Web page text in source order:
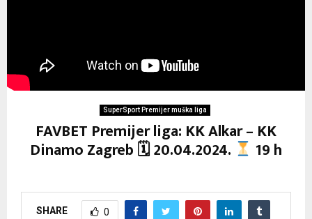
SuperSport Premijer muška liga
FAVBET Premijer liga: KK Alkar – KK
Dinamo Zagreb 🗓 20.04.2024. 19 h
SHARE 0